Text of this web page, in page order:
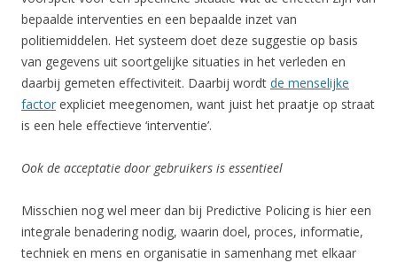
bepaalde interventies en een bepaalde inzet van
politiemiddelen. Het systeem doet deze suggestie op basis
van gegevens uit soortgelijke situaties in het verleden en
daarbij gemeten effectiviteit. Daarbij wordt de menselijke
factor expliciet meegenomen, want juist het praatje op straat
is een hele effectieve ‘interventie’.
Ook de acceptatie door gebruikers is essentieel
Misschien nog wel meer dan bij Predictive Policing is hier een
integrale benadering nodig, waarin doel, proces, informatie,
techniek en mens en organisatie in samenhang met elkaar